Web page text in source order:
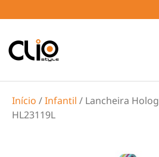
Início /Infantil / Lancheira
HL23119L